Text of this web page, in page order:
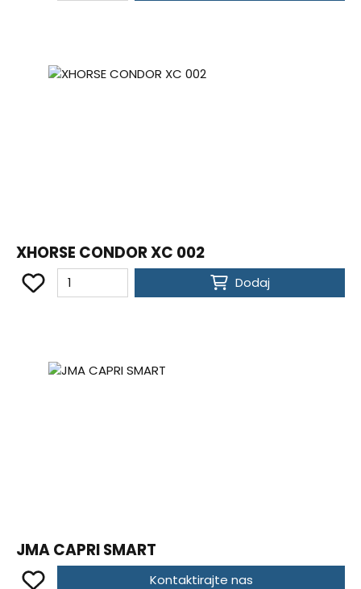
XHORSE CONDOR XC 002
Dodaj
JMA CAPRI SMART
Kontaktirajte nas